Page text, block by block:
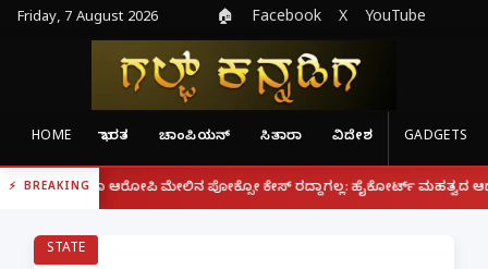
Friday, 7 August 2026 🏠 Facebook X YouTube
HOME ಭಾರತ ಚಾಂಪಿಯನ್ ಸಿತಾರಾ ವಿದೇಶ GADGETS
BREAKING
ಆರೋಪಿ ಮೇಲಿನ ಪೋಕ್ಸೋ ಕೇಸ್ ರದ್ದಾಗಲ್ಲ: ಹೈಕೋರ್ಟ್ ಮಹತ್ವದ ಆದೇಶ | ಫೋನ್
STATE